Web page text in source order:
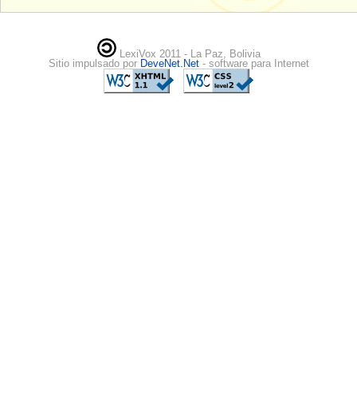
LexiVox 2011 - La Paz, Bolivia
Sitio impulsado por DeveNet.Net - software para Internet